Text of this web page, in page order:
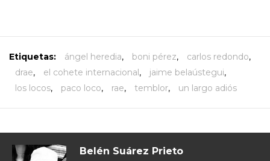
Etiquetas: ángel heredia, boni pérez, carlos redondo,
drae, el cohete internacional, jaime belaústegui,
los locos, paco loco, rae, temblor, un largo adiós
Belén Suárez Prieto